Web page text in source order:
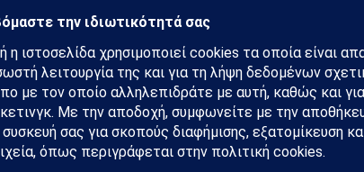
και τη θεατρικότητα που χαρακτηρίζει κάθε του
αγαπημένης, Ματούλας Ζαμάνη.
πλέκουν με το ραπ και δίνουν ένα αποτέλεσμα,
από μεγάλη μερίδα κοινού και Μέσων.